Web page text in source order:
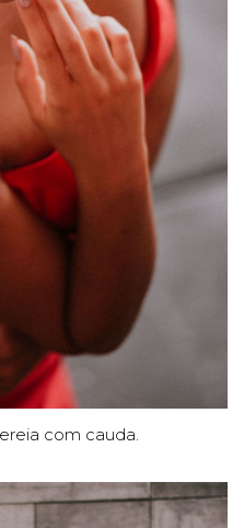
com cauda.